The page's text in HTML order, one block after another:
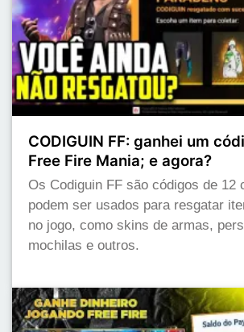
CODIGUIN FF: ganhei um
Free Fire Mania; e agora?
Os Codiguin FF são códigos de 12
podem ser usados para resgatar
no jogo, como skins de armas,
mochilas e outros.